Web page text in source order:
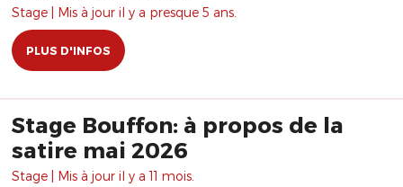
Stage | Mis à jour il y a presque 5 ans.
PLUS D'INFOS
Stage Bouffon: à propos de la
satire mai 2026
Stage | Mis à jour il y a 11 mois.